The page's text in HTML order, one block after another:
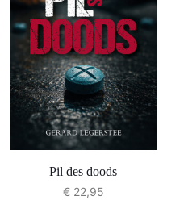
Pil des doods
€22,95